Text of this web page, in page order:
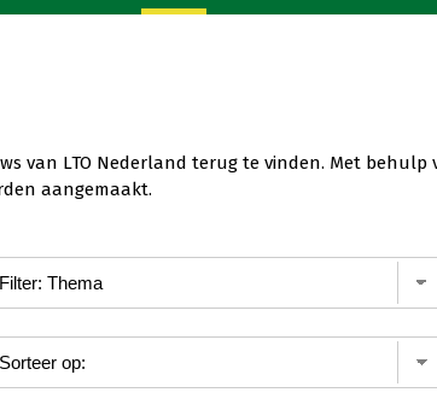
van LTO Nederland terug te vinden. Met
aangemaakt.